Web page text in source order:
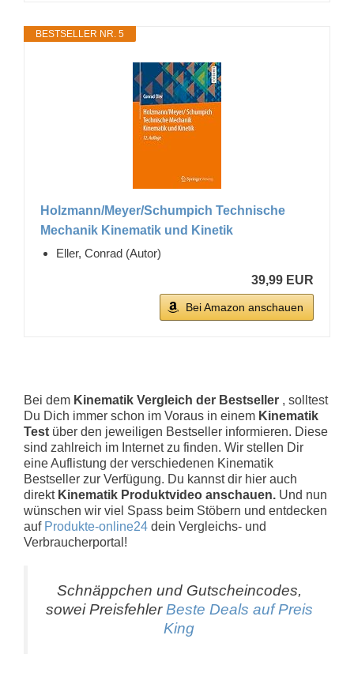
BESTSELLER NR. 5
Holzmann/Meyer/Schumpich Technische
Mechanik Kinematik und Kinetik
Eller, Conrad (Autor)
39,99 EUR
Bei Amazon anschauen
Bei dem Kinematik Vergleich der Bestseller , solltest
Du Dich immer schon im Voraus in einem Kinematik
Test über den jeweiligen Bestseller informieren. Diese
sind zahlreich im Internet zu finden. Wir stellen Dir
eine Auflistung der verschiedenen Kinematik
Bestseller zur Verfügung. Du kannst dir hier auch
direkt Kinematik Produktvideo anschauen. Und nun
wünschen wir viel Spass beim Stöbern und entdecken
auf Produkte-online24 dein Vergleichs- und
Verbraucherportal!
Schnäppchen und Gutscheincodes,
sowei Preisfehler Beste Deals auf Preis
King